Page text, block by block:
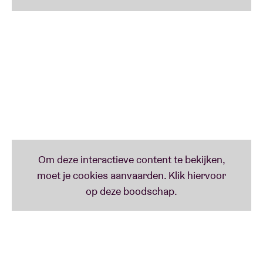
Super Bowl halftime show). Hij leverde
productiewerk af voor o.a. FKA Twigs, David Byrne
en Moses Sumney. Zijn installaties en werken waren
al te zien op prestigieuze plekken als The Park